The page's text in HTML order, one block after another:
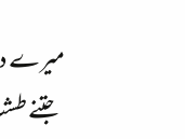
میرے
جتنے